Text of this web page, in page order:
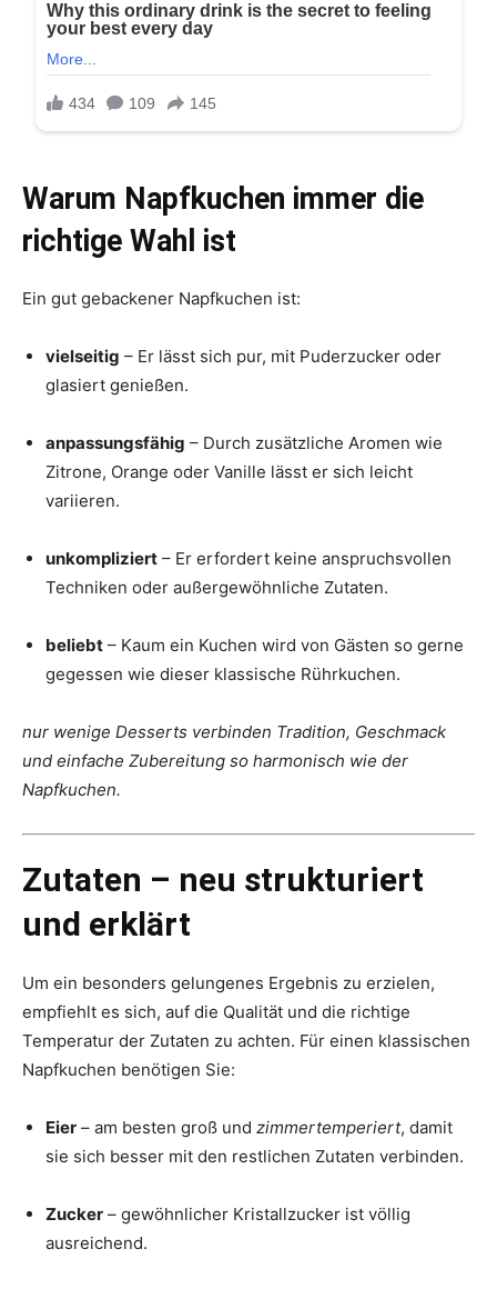
Warum Napfkuchen immer die
richtige Wahl ist
Ein gut gebackener Napfkuchen ist:
vielseitig – Er lässt sich pur, mit Puderzucker oder
glasiert genießen.
anpassungsfähig – Durch zusätzliche Aromen wie
Zitrone, Orange oder Vanille lässt er sich leicht
variieren.
unkompliziert – Er erfordert keine anspruchsvollen
Techniken oder außergewöhnliche Zutaten.
beliebt – Kaum ein Kuchen wird von Gästen so gerne
gegessen wie dieser klassische Rührkuchen.
nur wenige Desserts verbinden Tradition, Geschmack
und einfache Zubereitung so harmonisch wie der
Napfkuchen.
Zutaten – neu strukturiert
und erklärt
Um ein besonders gelungenes Ergebnis zu erzielen,
empfiehlt es sich, auf die Qualität und die richtige
Temperatur der Zutaten zu achten. Für einen klassischen
Napfkuchen benötigen Sie:
Eier – am besten groß und zimmertemperiert, damit
sie sich besser mit den restlichen Zutaten verbinden.
Zucker – gewöhnlicher Kristallzucker ist völlig
ausreichend.